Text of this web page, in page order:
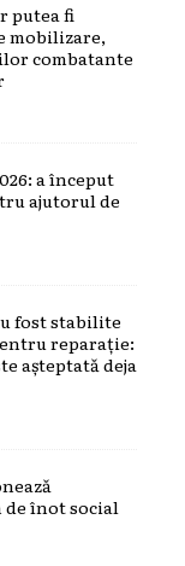
putea fi
mobilizare,
combatante
a început
ajutorul de
fost stabilite
reparație:
așteptată deja
înot social